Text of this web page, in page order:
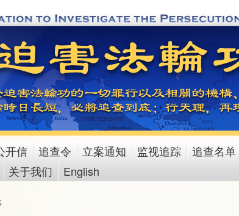
开信 追查令 立案通知 监视追踪 追查名单
关于我们 English